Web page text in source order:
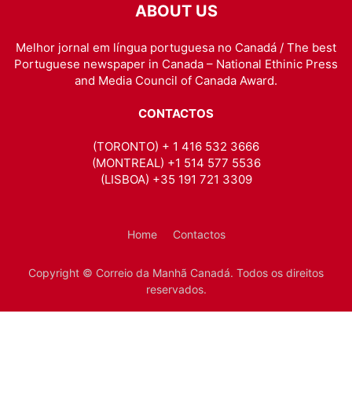
ABOUT US
Melhor jornal em língua portuguesa no Canadá / The best
Portuguese newspaper in Canada – National Ethinic Press
and Media Council of Canada Award.
CONTACTOS
(TORONTO) + 1 416 532 3666
(MONTREAL) +1 514 577 5536
(LISBOA) +35 191 721 3309
Home Contactos
Copyright © Correio da Manhã Canadá. Todos os direitos
reservados.